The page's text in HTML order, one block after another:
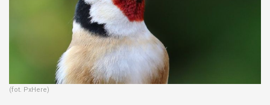
(fot. PxHere)